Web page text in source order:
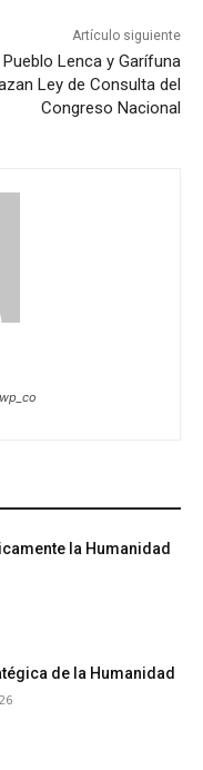
Artículo siguiente
Pueblo Lenca y Garífuna
Ley de Consulta del
Congreso Nacional
la Humanidad
de la Humanidad